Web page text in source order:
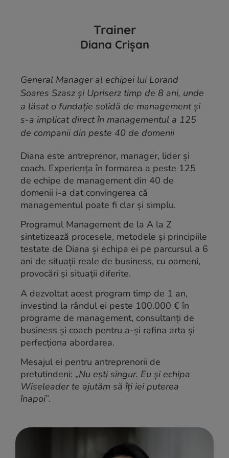
Trainer
Diana Crișan
General Manager al echipei lui Lorand
Soares Szasz și Upriserz timp de 8 ani, unde
a lăsat o fundație solidă de management și
s-a implicat direct în managementul a 125
de companii din peste 40 de domenii
Diana este antreprenor, manager, lider și
coach. Experiența în formarea a peste 125
de echipe de management din 40 de
domenii i-a dat convingerea că
managementul poate fi clar și simplu.
Programul Management de la A la Z
sintetizează procesele, metodele și principiile
testate de Diana și echipa ei pe parcursul a 6
ani de situații reale de business, cu oameni,
provocări și situații diferite.
A dezvoltat acest program timp de 1 an,
investind la rândul ei peste 100.000 € în
programe de management, consultanți de
business și coach pentru a-și rafina arta și
perfecționa abordarea.
Mesajul ei pentru antreprenorii de
pretutindeni: „Nu ești singur. Eu și echipa
Wiseleader te ajutăm să îți iei puterea
înapoi”.